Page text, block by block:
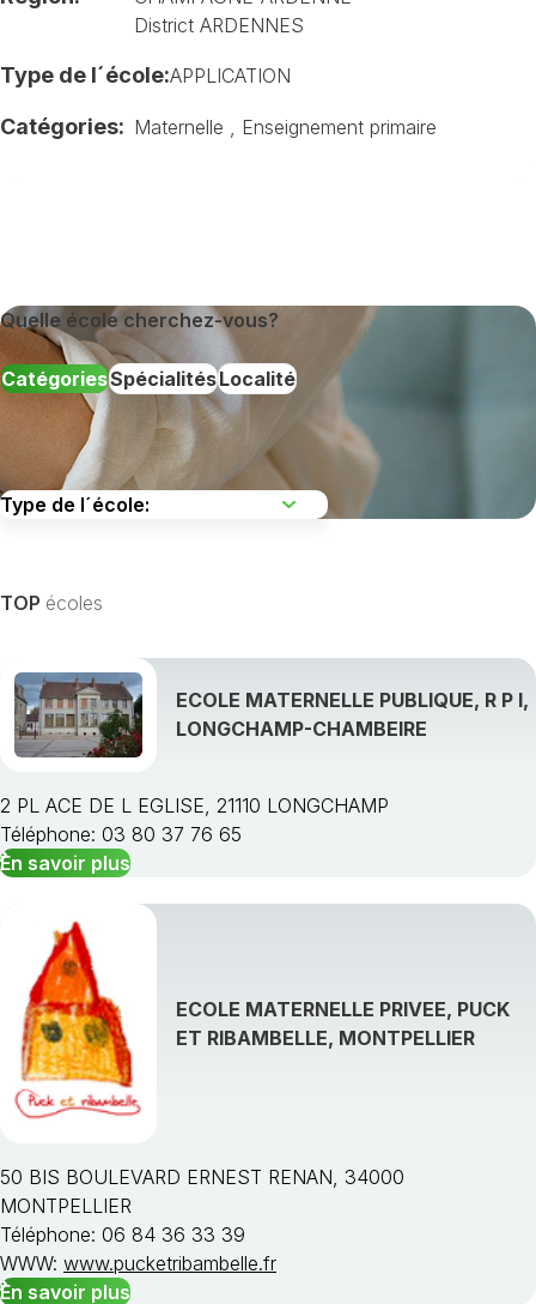
District ARDENNES
Type de l´école:APPLICATION
Catégories: Maternelle Enseignement primaire
Quelle école cherchez-vous?
CatégoriesSpécialitésLocalité
Afficher toutes les spécialités de formation »
TOP écoles
ECOLE MATERNELLE PUBLIQUE, R P I,
LONGCHAMP-CHAMBEIRE
2 PL ACE DE L EGLISE, 21110 LONGCHAMP
Téléphone: 03 80 37 76 65
En savoir plus
ECOLE MATERNELLE PRIVEE, PUCK
ET RIBAMBELLE, MONTPELLIER
50 BIS BOULEVARD ERNEST RENAN, 34000
MONTPELLIER
Téléphone: 06 84 36 33 39
WWW: www.pucketribambelle.fr
En savoir plus